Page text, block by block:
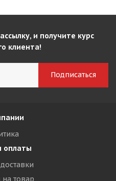
и получите курс
клиента!
оплаты
на товар